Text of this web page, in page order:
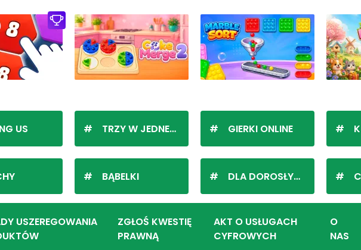
US TRZY W JEDNEJ LINII
BĄBELKI
GIERKI ONLINE
DLA DOROSŁYCH
USZEREGOWANIA
ZGŁOŚ KWESTIĘ
PRAWNĄ
AKT O USŁUGACH
CYFROWYCH
O
NAS